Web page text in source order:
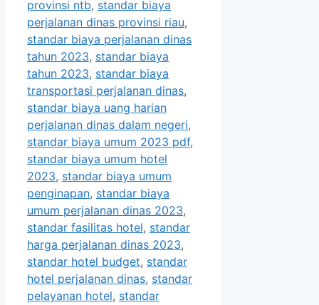
provinsi ntb, standar biaya
perjalanan dinas provinsi riau,
standar biaya perjalanan dinas
tahun 2023, standar biaya
tahun 2023, standar biaya
transportasi perjalanan dinas,
standar biaya uang harian
perjalanan dinas dalam negeri,
standar biaya umum 2023 pdf,
standar biaya umum hotel
2023, standar biaya umum
penginapan, standar biaya
umum perjalanan dinas 2023,
standar fasilitas hotel, standar
harga perjalanan dinas 2023,
standar hotel budget, standar
hotel perjalanan dinas, standar
pelayanan hotel, standar